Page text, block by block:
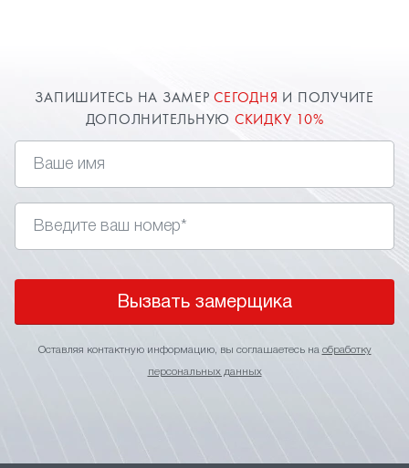
необыкновенное освещение. Заказать и
установить натяжные потолки в спальню вы
ЗАПИШИТЕСЬ НА ЗАМЕРСЕГОДНЯ И ПОЛУЧИТЕ
ДОПОЛНИТЕЛЬНУЮ СКИДКУ 10%
Вызвать замерщика
Оставляя контактную информацию, вы соглашаетесь на обработку
персональных данных